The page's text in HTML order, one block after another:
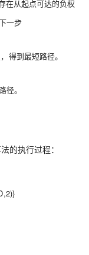
在从起点可达的负权
一步
得到最短路径。
径。
的执行过程：